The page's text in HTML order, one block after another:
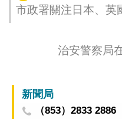
市政署關注日本、英
治安警察局
新聞局
（853）2833 2886